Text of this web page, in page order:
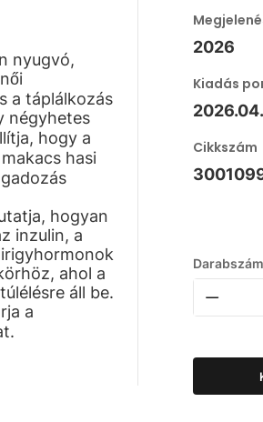
nyugvó,
a táplálkozás
négyhetes
hogy a
hasi
hogyan
inzulin, a
ahol a
áll be.
a
2026
Kiadás
Cikkszám
Darabszám